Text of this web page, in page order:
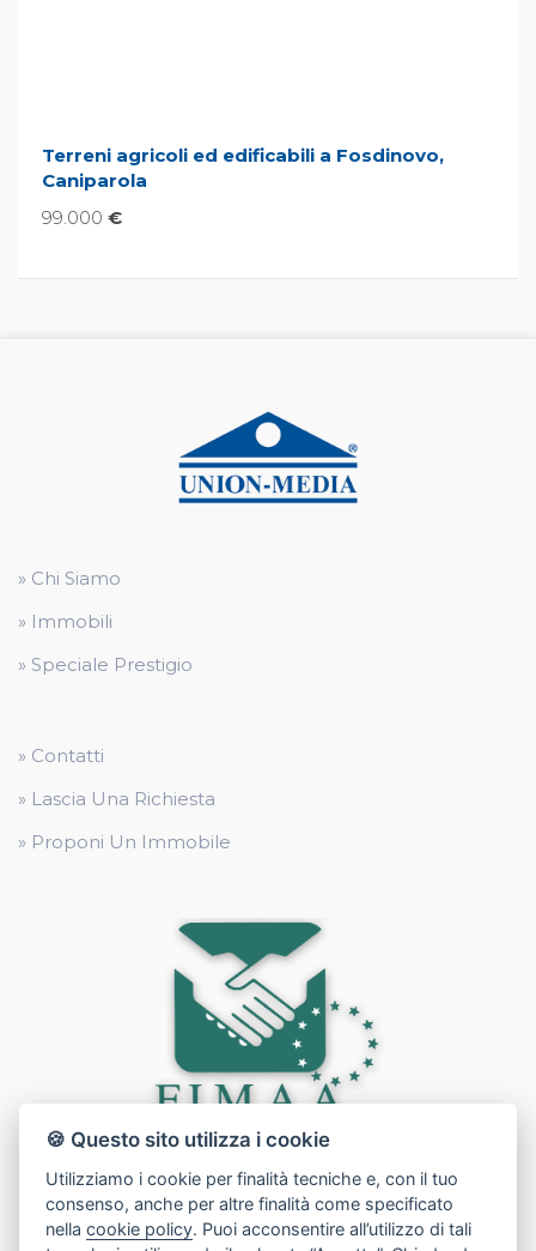
Terreni agricoli ed edificabili a Fosdinovo,
Caniparola
99.000 €
» Chi Siamo
» Immobili
» Speciale Prestigio
» Contatti
» Lascia Una Richiesta
» Proponi Un Immobile
🍪 Questo sito utilizza i cookie
Utilizziamo i cookie per finalità tecniche e, con il tuo
consenso, anche per altre finalità come specificato
nellacookie policy. Puoi acconsentire all’utilizzo di tali